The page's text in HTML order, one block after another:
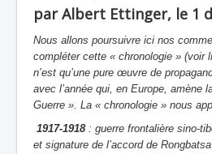
par Albert Ettinger, le 1
Nous allons poursuivre ici nos
compléter cette « chronologie » (voir
n’est qu’une pure œuvre de
avec l’année qui, en Europe, amène
Guerre ». La « chronologie » nous
1917-1918 : guerre frontalière sino-
et signature de l’accord de